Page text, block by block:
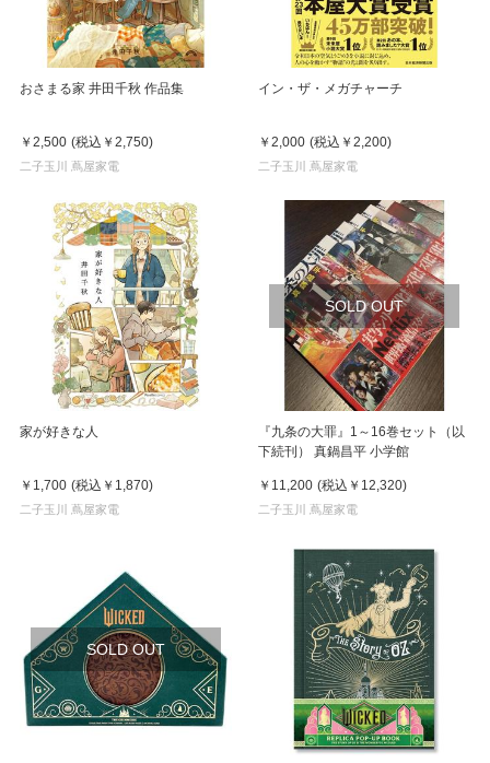
おさまる家 井田千秋 作品集
￥2,500 (税込 ￥2,750)
二子玉川 蔦屋家電
イン・ザ・メガチャーチ
￥2,000 (税込 ￥2,200)
二子玉川 蔦屋家電
家が好きな人
￥1,700 (税込 ￥1,870)
二子玉川 蔦屋家電
SOLD OUT
『九条の大罪』1～16巻セット（以
下続刊） 真鍋昌平 小学館
￥11,200 (税込 ￥12,320)
二子玉川 蔦屋家電
SOLD OUT